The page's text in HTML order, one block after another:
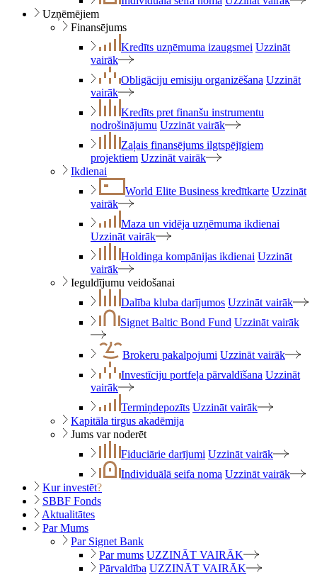
Uzņēmējiem
Finansējums
Kredīts uzņēmuma izaugsmei Uzzināt
vairāk
Obligāciju emisiju organizēšana Uzzināt
vairāk
Kredīts pret finanšu instrumentu
nodrošinājumu Uzzināt vairāk
Zaļais finansējums ilgtspējīgiem
projektiem Uzzināt vairāk
Ikdienai
World Elite Business kredītkarte Uzzināt
vairāk
Maza un vidēja uzņēmuma ikdienai
Uzzināt vairāk
Holdinga kompānijas ikdienai Uzzināt
vairāk
Ieguldījumu veidošanai
Dalība kluba darījumos Uzzināt vairāk
Signet Baltic Bond Fund Uzzināt vairāk
Brokeru pakalpojumi Uzzināt vairāk
Investīciju portfeļa pārvaldīšana Uzzināt
vairāk
Termiņdepozīts Uzzināt vairāk
Kapitāla tirgus akadēmija
Jums var noderēt
Fiduciārie darījumi Uzzināt vairāk
Individuālā seifa noma Uzzināt vairāk
Kur investēt?
SBBF Fonds
Aktualitātes
Par Mums
Par Signet Bank
Par mums UZZINĀT VAIRĀK
Pārvaldība UZZINĀT VAIRĀK